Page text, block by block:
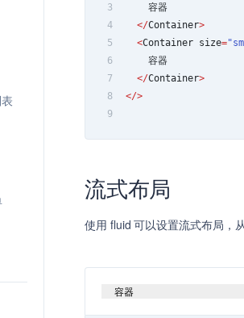
3
    容器
4
</Container>
5
<Container size=
6
    容器
7
</Container>
8
</>
9
流式布局
使用 fluid 可以设置流式布局，
容器